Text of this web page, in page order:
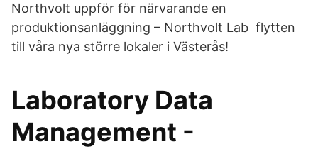
Northvolt uppför för närvarande en
produktionsanläggning – Northvolt Lab flytten
till våra nya större lokaler i Västerås!
Laboratory Data
Management -